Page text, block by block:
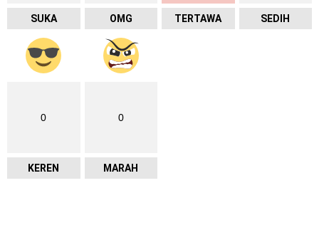
SUKA OMG TERTAWA SEDIH
0
KEREN
0
MARAH